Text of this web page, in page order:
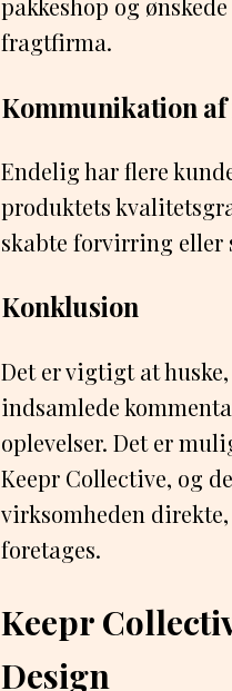
pakkeshop og
fragtfirma.
Kommunikation
Endelig har flere
produktets
skabte forvirring eller
Konklusion
Det er vigtigt at
indsamlede
oplevelser. Det er
Keepr Collective, og
virksomheden
foretages.
Keepr
Design